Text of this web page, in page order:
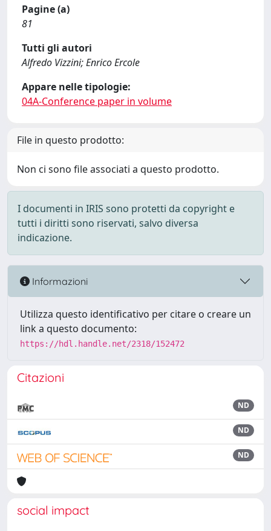
Pagine (a)
81
Tutti gli autori
Alfredo Vizzini; Enrico Ercole
Appare nelle tipologie:
04A-Conference paper in volume
File in questo prodotto:
Non ci sono file associati a questo prodotto.
I documenti in IRIS sono protetti da copyright e
tutti i diritti sono riservati, salvo diversa
indicazione.
Informazioni
Utilizza questo identificativo per citare o creare un
link a questo documento:
https://hdl.handle.net/2318/152472
Citazioni
ND
ND
ND
social impact